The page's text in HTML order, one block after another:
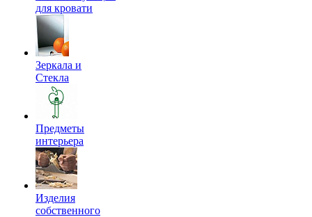
для кровати
Зеркала и
Стекла
Предметы
интерьера
Изделия
собственного